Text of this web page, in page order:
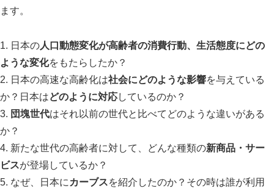
ます。
1. 日本の人口動態変化が高齢者の消費行動、生活態度にどの
ような変化をもたらしたか？
2. 日本の高速な高齢化は社会にどのような影響を与えている
か？日本はどのように対応しているのか？
3. 団塊世代はそれ以前の世代と比べてどのような違いがある
か？
4. 新たな世代の高齢者に対して、どんな種類の新商品・サー
ビスが登場しているか？
5. なぜ、日本に カーブスを紹介したのか？その時は誰が利用